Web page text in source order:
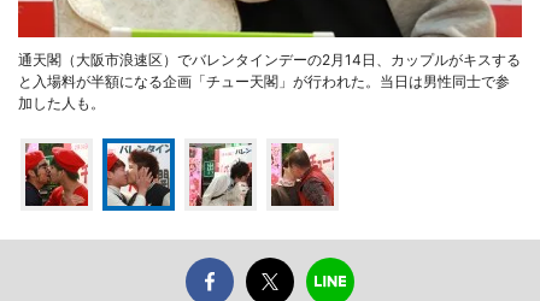
通天閣（大阪市浪速区）でバレンタインデーの2月14日、カップルがキスする
と入場料が半額になる企画「チュー天閣」が行われた。当日は男性同士で参
加した人も。